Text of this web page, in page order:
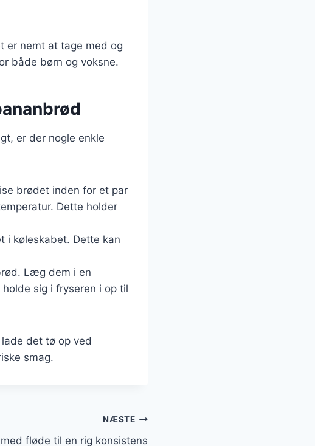
er nemt at tage med og
både børn og voksne.
er der nogle enkle
brødet inden for et par
Dette holder
i køleskabet. Dette kan
Læg dem i en
sig i fryseren i op til
det tø op ved
smag.
NÆSTE
fløde til en rig konsistens